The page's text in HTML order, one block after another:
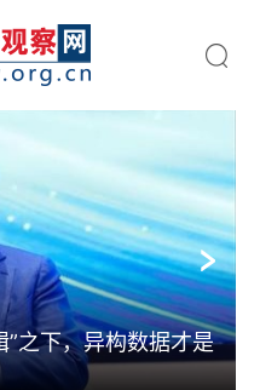
助力数字中国建设
”之下，异构数据才是